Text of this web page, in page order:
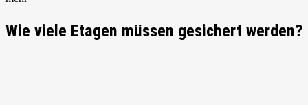
Wie viele Etagen müssen gesichert werden?